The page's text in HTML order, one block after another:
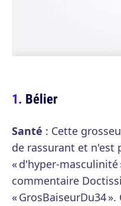
Bélier
Santé : Cette
de rassurant et n'est
« d'hyper-
commentaire
« GrosBaiseurDu34